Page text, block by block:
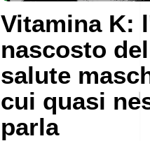
Vitamina K:
nascosto
salute
cui quasi
parla